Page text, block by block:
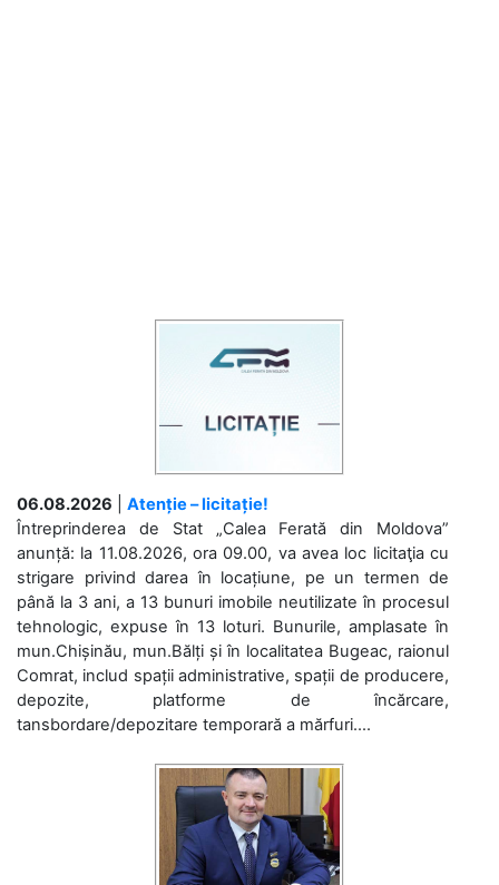
06.08.2026
Atenție – licitație!
Întreprinderea de Stat „Calea Ferată din Moldova”
anunță: la 11.08.2026, ora 09.00, va avea loc licitaţia cu
strigare privind darea în locațiune, pe un termen de
până la 3 ani, a 13 bunuri imobile neutilizate în procesul
tehnologic, expuse în 13 loturi. Bunurile, amplasate în
mun.Chișinău, mun.Bălți și în localitatea Bugeac, raionul
Comrat, includ spații administrative, spații de producere,
depozite, platforme de încărcare,
tansbordare/depozitare temporară a mărfuri....